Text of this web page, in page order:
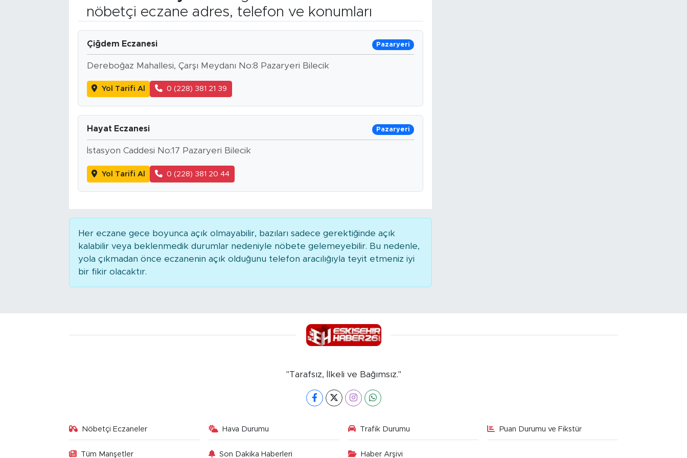
nöbetçi eczane adres, telefon ve konumları
Çiğdem Eczanesi Pazaryeri
Dereboğaz Mahallesi, Çarşı Meydanı No:8 Pazaryeri Bilecik
Yol Tarifi Al 0 (228) 381 21 39
Hayat Eczanesi Pazaryeri
İstasyon Caddesi No:17 Pazaryeri Bilecik
Yol Tarifi Al 0 (228) 381 20 44
Her eczane gece boyunca açık olmayabilir, bazıları sadece gerektiğinde açık
kalabilir veya beklenmedik durumlar nedeniyle nöbete gelemeyebilir. Bu nedenle,
yola çıkmadan önce eczanenin açık olduğunu telefon aracılığıyla teyit etmeniz iyi
bir fikir olacaktır.
"Tarafsız, İlkeli ve Bağımsız."
Nöbetçi Eczaneler Hava Durumu Trafik Durumu Puan Durumu ve Fikstür
Tüm Manşetler Son Dakika Haberleri Haber Arşivi